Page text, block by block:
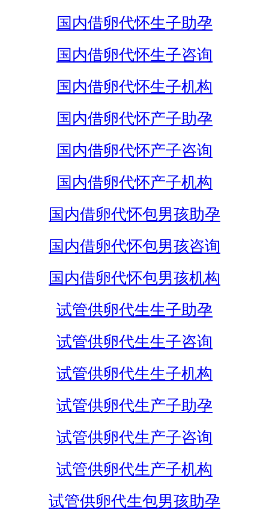
国内借卵代怀生子助孕
国内借卵代怀生子咨询
国内借卵代怀生子机构
国内借卵代怀产子助孕
国内借卵代怀产子咨询
国内借卵代怀产子机构
国内借卵代怀包男孩助孕
国内借卵代怀包男孩咨询
国内借卵代怀包男孩机构
试管供卵代生生子助孕
试管供卵代生生子咨询
试管供卵代生生子机构
试管供卵代生产子助孕
试管供卵代生产子咨询
试管供卵代生产子机构
试管供卵代生包男孩助孕